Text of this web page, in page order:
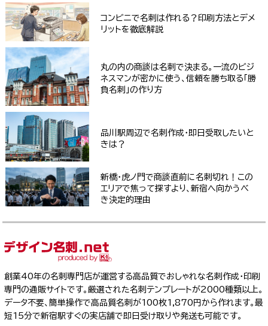
コンビニで名刺は作れる？印刷方法とデメ
リットを徹底解説
丸の内の商談は名刺で決まる。一流のビジ
ネスマンが密かに使う、信頼を勝ち取る「勝
負名刺」の作り方
品川駅周辺で名刺作成・即日受取したいと
きは？
新橋・虎ノ門で商談直前に名刺切れ！この
エリアで焦って探すより、新宿へ向かうべ
き決定的理由
創業40年の名刺専門店が運営する高品質でおしゃれな名刺作成・印刷
専門の通販サイトです。厳選された名刺テンプレートが2000種類以上。
データ不要、簡単操作で高品質名刺が100枚1,870円から作れます。最
短15分で新宿駅すぐの実店舗で即日受け取りや発送も可能です。